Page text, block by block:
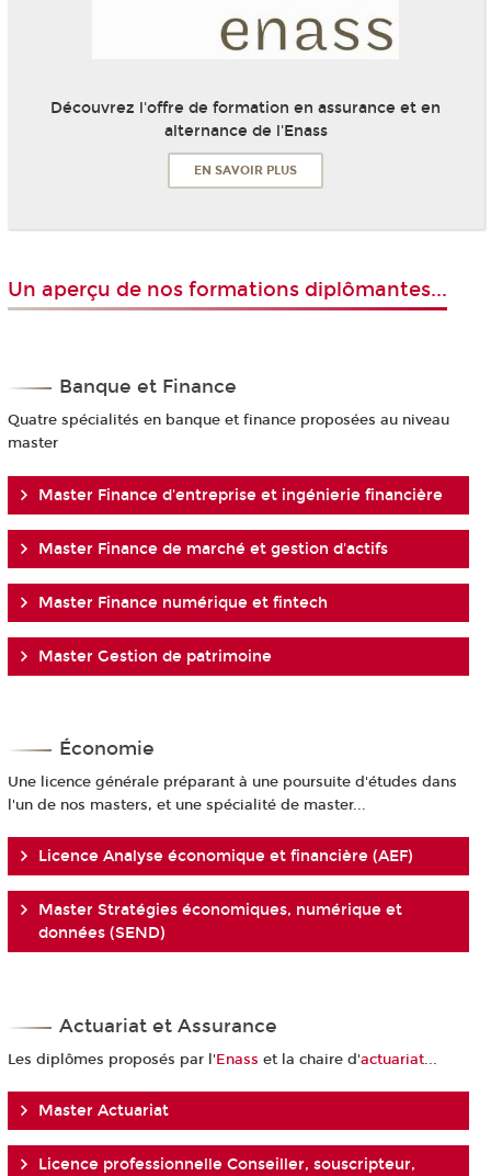
Découvrez l'offre de formation en assurance et en
alternance de l'Enass
EN SAVOIR PLUS
Un aperçu de nos formations diplômantes...
Banque et Finance
Quatre spécialités en banque et finance proposées au niveau
master
Master Finance d'entreprise et ingénierie financière
Master Finance de marché et gestion d'actifs
Master Finance numérique et fintech
Master Gestion de patrimoine
Économie
Une licence générale préparant à une poursuite d'études dans
l'un de nos masters, et une spécialité de master...
Licence Analyse économique et financière (AEF)
Master Stratégies économiques, numérique et
données (SEND)
Actuariat et Assurance
Les diplômes proposés par l'Enass et la chaire d'actuariat...
Master Actuariat
Licence professionnelle Conseiller, souscripteur,